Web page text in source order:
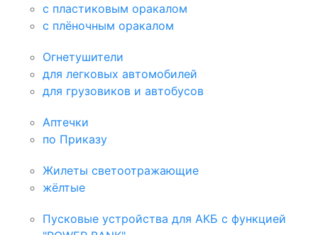
с пластиковым оракалом
с плёночным оракалом
Огнетушители
для легковых автомобилей
для грузовиков и автобусов
Аптечки
по Приказу
Жилеты светоотражающие
жёлтые
Пусковые устройства для АКБ с функцией